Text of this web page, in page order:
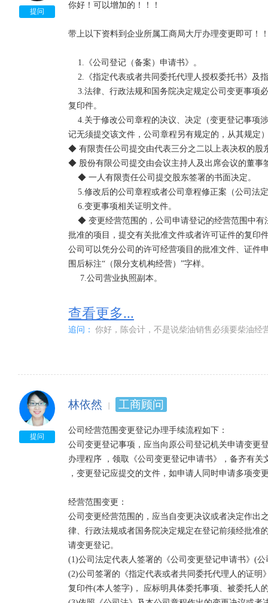
提问
你好！可以增加的！！！
带上以下资料到企业所属工商局大厅办理变更即可！
复印件。
记无须提交该文件，公司章程另有规定的，从其规定
◆ 有限责任公司提交由代表三分之二以上表决权的股
◆ 股份有限公司提交由会议主持人及出席会议的董事
批准的项目，提交有关批准文件或者许可证件的复印
公司可以凭分公司的许可经营项目的批准文件、证件
围后标注“（限分支机构经营）”字样。
     7.公司营业执照副本。
查看更多...
追问： 你好，陈会计，不是说柴油销售必须要柴油经
提问
林依然 工商顾问
公司经营范围变更登记办理手续流程如下：
公司变更登记事项，应当向原公司登记机关申请变更
办理程序 ，领取《公司变更登记申请书》，备齐有
，变更登记应提交的文件，如申请人同时申请多项变
经营范围变更：
公司变更经营范围的，应当自变更决议或者决定作出
律、行政法规或者国务院决定规定在登记前须经批准
请变更登记。
(1)公司法定代表人签署的《公司变更登记申请书》(
(2)公司签署的《指定代表或者共同委托代理人的证
复印件(本人签字)， 应标明具体委托事项、被委托人